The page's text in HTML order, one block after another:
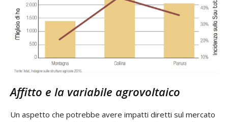
Affitto e la variabile agrovoltaico
Un aspetto che potrebbe avere impatti diretti sul mercato